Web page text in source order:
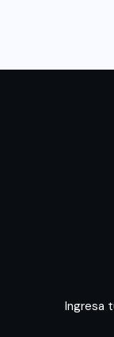
Ingresa